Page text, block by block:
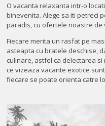
O vacanta relaxanta intr-o
binevenita. Alege sa iti petreci
paradis, cu ofertele noastre de
Fiecare merita un rasfat pe
asteapta cu bratele deschise,
culinare, astfel ca delectarea
ce vizeaza vacante exotice
fiecare se poate orienta catre